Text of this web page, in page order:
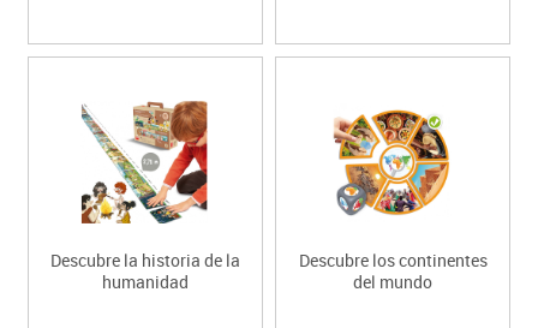
Descubre la historia de la
humanidad
Descubre los continentes
del mundo